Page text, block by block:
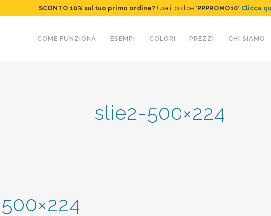
SCONTO 10% sul tuo primo ordine? Usa il codice "PPPROMO10" Clicca
COME FUNZIONA ESEMPI COLORI PREZZI CHI SIAMO
slie2-500×224